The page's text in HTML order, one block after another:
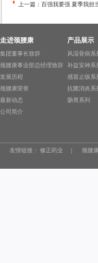
上一篇： 百强我要强 夏季我
走进颈腰康
集团董事长致辞
颈腰康事业部总经理致辞
发展历程
颈腰康荣誉
最新动态
公司简介
产品展示
风湿骨病系
补益安神系
感冒止咳系
抗菌消炎系
肠胃系列
友情链接： 修正药业 颈腰